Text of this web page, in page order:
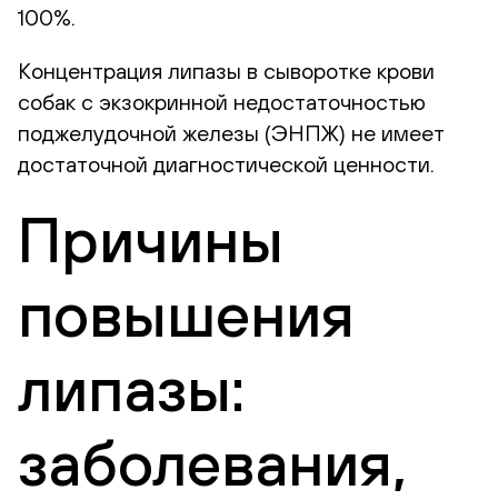
100%.
Концентрация липазы в сыворотке крови
собак с экзокринной недостаточностью
поджелудочной железы (ЭНПЖ) не имеет
достаточной диагностической ценности.
Причины
повышения
липазы:
заболевания,